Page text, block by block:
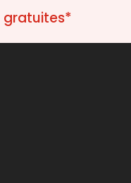
gratuites*